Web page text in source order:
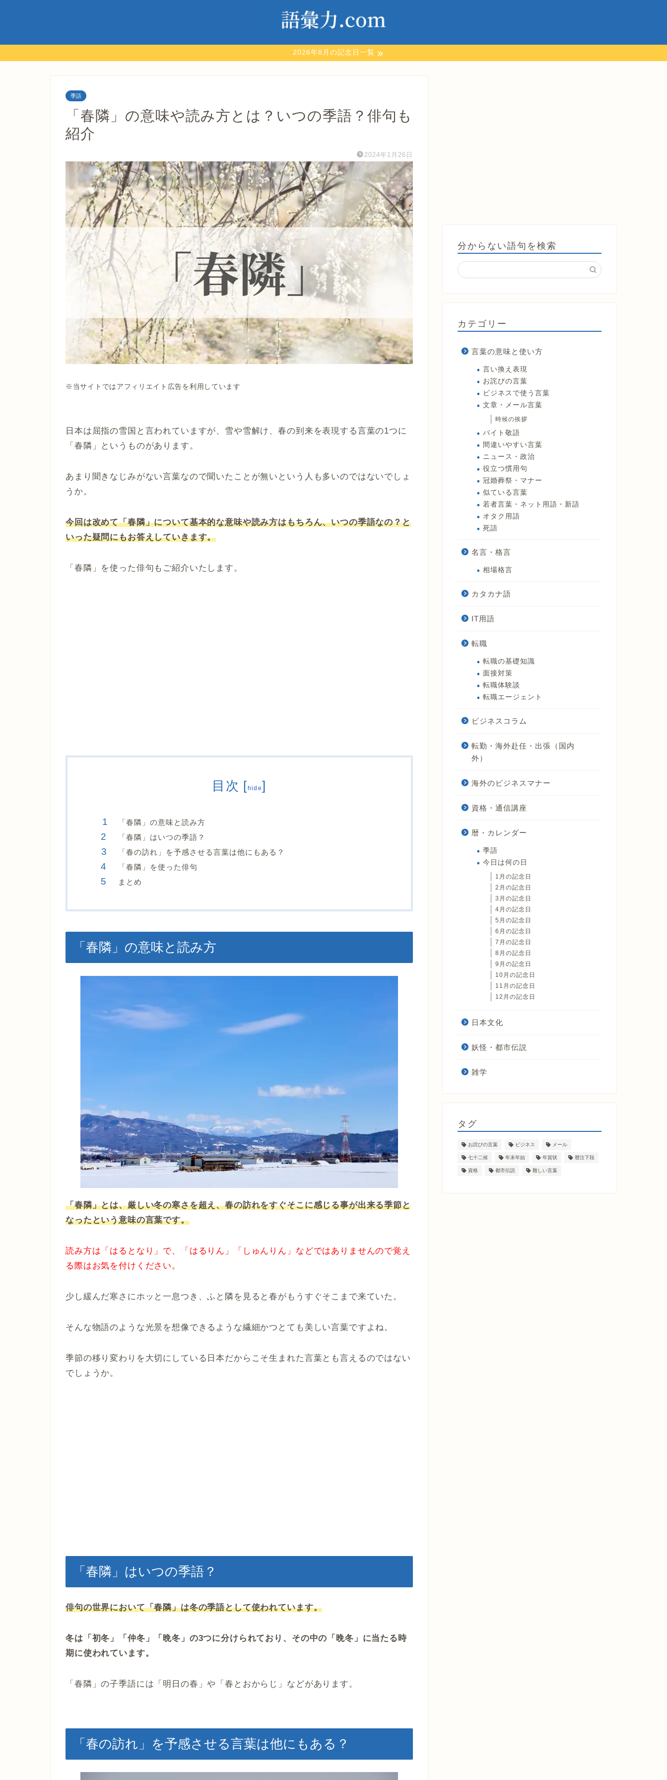
2026年8月の記念日一覧
季語
「春隣」の意味や読み方とは？いつの季語？俳句も
紹介
2024年1月26日
※当サイトではアフィリエイト広告を利用しています
日本は屈指の雪国と言われていますが、雪や雪解け、春の到来を表現する言葉の1つに
「春隣」というものがあります。
あまり聞きなじみがない言葉なので聞いたことが無いという人も多いのではないでしょ
うか。
今回は改めて「春隣」について基本的な意味や読み方はもちろん、いつの季語なの？と
いった疑問にもお答えしていきます。
「春隣」を使った俳句もご紹介いたします。
目次 [hide]
「春隣」の意味と読み方
「春隣」はいつの季語？
「春の訪れ」を予感させる言葉は他にもある？
「春隣」を使った俳句
まとめ
「春隣」の意味と読み方
「春隣」とは、厳しい冬の寒さを超え、春の訪れをすぐそこに感じる事が出来る季節と
なったという意味の言葉です。
読み方は「はるとなり」で、「はるりん」「しゅんりん」などではありませんので覚え
る際はお気を付けください。
少し緩んだ寒さにホッと一息つき、ふと隣を見ると春がもうすぐそこまで来ていた。
そんな物語のような光景を想像できるような繊細かつとても美しい言葉ですよね。
季節の移り変わりを大切にしている日本だからこそ生まれた言葉とも言えるのではない
でしょうか。
「春隣」はいつの季語？
俳句の世界において「春隣」は冬の季語として使われています。
冬は「初冬」「仲冬」「晩冬」の3つに分けられており、その中の「晩冬」に当たる時
期に使われています。
「春隣」の子季語には「明日の春」や「春とおからじ」などがあります。
「春の訪れ」を予感させる言葉は他にもある？
分からない語句を検索
カテゴリー
言葉の意味と使い方
言い換え表現
お詫びの言葉
ビジネスで使う言葉
文章・メール言葉
時候の挨拶
バイト敬語
間違いやすい言葉
ニュース・政治
役立つ慣用句
冠婚葬祭・マナー
似ている言葉
若者言葉・ネット用語・新語
オタク用語
死語
名言・格言
相場格言
カタカナ語
IT用語
転職
転職の基礎知識
面接対策
転職体験談
転職エージェント
ビジネスコラム
転勤・海外赴任・出張（国内
外）
海外のビジネスマナー
資格・通信講座
暦・カレンダー
季語
今日は何の日
1月の記念日
2月の記念日
3月の記念日
4月の記念日
5月の記念日
6月の記念日
7月の記念日
8月の記念日
9月の記念日
10月の記念日
11月の記念日
12月の記念日
日本文化
妖怪・都市伝説
雑学
タグ
お詫びの言葉 ビジネス メール
七十二候 年末年始 年賀状 暦注下段
資格 都市伝説 難しい言葉